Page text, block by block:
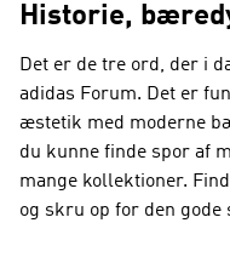
Historie,
Det er de tre ord, der i
adidas Forum. Det er
æstetik med moderne
du kunne finde spor af
mange kollektioner.
og skru op for den